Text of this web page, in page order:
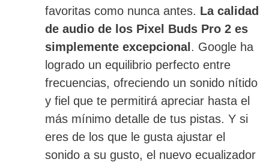
favoritas como nunca antes. La calidad
de audio de los Pixel Buds Pro 2 es
simplemente excepcional. Google ha
logrado un equilibrio perfecto entre
frecuencias, ofreciendo un sonido nítido
y fiel que te permitirá apreciar hasta el
más mínimo detalle de tus pistas. Y si
eres de los que le gusta ajustar el
sonido a su gusto, el nuevo ecualizador